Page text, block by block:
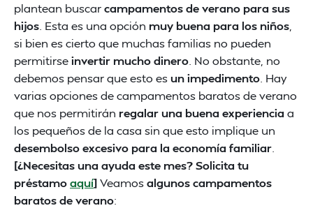
plantean buscarcampamentos de verano para sus
hijos . Esta es una opción muy buena para los niños
si bien es cierto que muchas familias no pueden
permitirseinvertir mucho dinero . No obstante, no
debemos pensar que esto esun impedimento . Hay
varias opciones de campamentos baratos de verano
que nos permitirán regalar una buena experiencia a
los pequeños de la casa sin que esto implique un
desembolso excesivo para la economía familiar
[¿Necesitas una ayuda este mes? Solicita tu
préstamoaquí]Veamosalgunos campamentos
baratos de verano: